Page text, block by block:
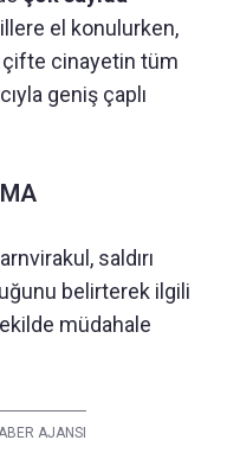
el konulurken,
çifte cinayetin tüm
geniş çaplı
saldırı
belirterek ilgili
müdahale
AJANSI